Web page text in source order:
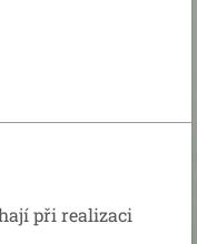
při realizaci